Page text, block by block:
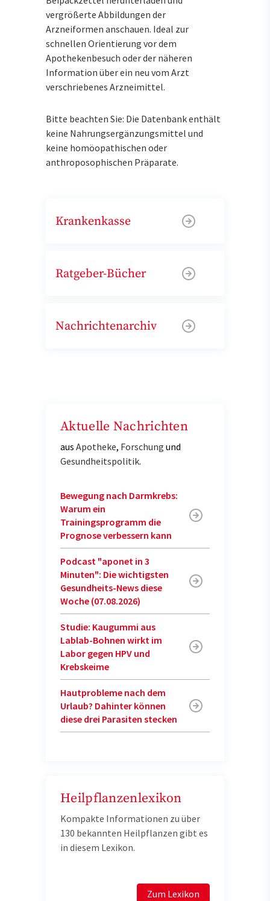
vergrößerte Abbildungen der
Arzneiformen anschauen. Ideal zur
schnellen Orientierung vor dem
Apothekenbesuch oder der näheren
Information über ein neu vom Arzt
verschriebenes Arzneimittel.
Bitte beachten Sie: Die Datenbank enthält
keine Nahrungsergänzungsmittel und
keine homöopathischen oder
anthroposophischen Präparate.
Krankenkasse
Ratgeber-Bücher
Nachrichtenarchiv
Aktuelle Nachrichten
aus Apotheke, Forschung und
Gesundheitspolitik.
Bewegung nach Darmkrebs:
Warum ein
Trainingsprogramm die
Prognose verbessern kann
Podcast "aponet in 3
Minuten": Die wichtigsten
Gesundheits-News diese
Woche (07.08.2026)
Studie: Kaugummi aus
Lablab-Bohnen wirkt im
Labor gegen HPV und
Krebskeime
Hautprobleme nach dem
Urlaub? Dahinter können
diese drei Parasiten stecken
Heilpflanzenlexikon
Kompakte Informationen zu über
130 bekannten Heilpflanzen gibt es
in diesem Lexikon.
Zum Lexikon